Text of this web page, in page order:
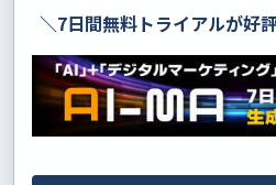
の中心になります
まとめ：業界構造の変
「競争軸の再設定」で整
小さく試し、責任ある
実的です
＼7日間無料トライアルが好